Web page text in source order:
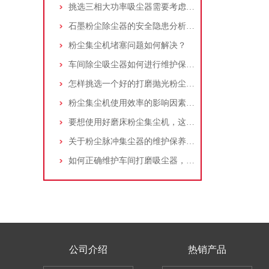
挑选三相大功率吸尘器需要考虑哪些问题？
石墨粉尘除尘器的安全隐患分析及应对措施
粉尘集尘机堵塞问题如何解决？
车间除尘吸尘器如何进行维护保养？
怎样挑选一个好的打磨抛光粉尘吸尘器
粉尘集尘机使用效率的影响因素及改进措施
要想使用好磨床粉尘集尘机，这些条件可不能少
关于粉尘脉冲集尘器的维护保养问题
如何正确维护车间打磨吸尘器，延长使用寿命
公司介绍 热销产品